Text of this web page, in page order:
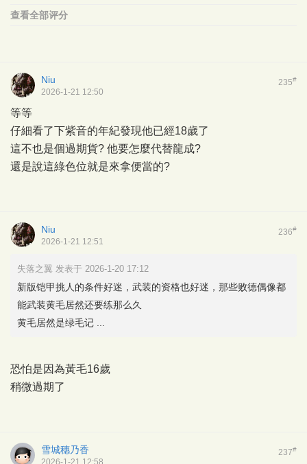
查看全部评分
235#
Niu
2026-1-21 12:50
等等
仔細看了下紫音的年紀發現他已經18歲了
這不也是個過期貨? 他要怎麼代替龍成?
還是說這綠色位就是來拿便當的?
236#
Niu
2026-1-21 12:51
失落之翼 发表于 2026-1-20 17:12
新版铠甲挑人的条件好迷，武装的资格也好迷，那些败德偶像都
能武装黄毛居然还要练那么久
黄毛居然是绿毛记 ...
恐怕是因為黃毛16歲
稍微過期了
237#
雪城穗乃香
2026-1-21 12:58